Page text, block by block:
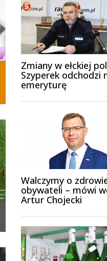
Zmiany w ełckiej
Szyperek odchodzi
emeryturę
Walczymy o
obywateli – mówi
Artur Chojecki